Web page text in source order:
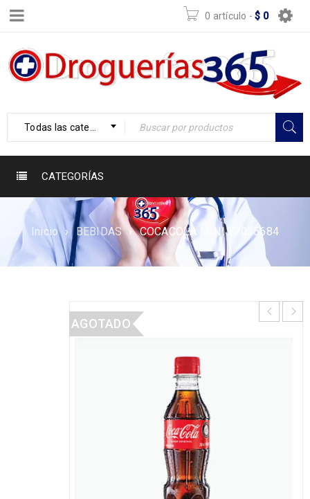
0 artículo - $ 0
Todas las categorías
CATEGORÍAS
Inicio › BEBIDAS › COCACOLA MINI 77035684
AGOTADO